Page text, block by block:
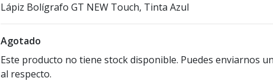
Lápiz Bolígrafo GT NEW Touch, Tinta Azul
Agotado
Este producto no tiene stock disponible. Puedes enviarnos
al respecto.